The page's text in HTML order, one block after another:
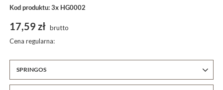
Kod produktu: 3x HG0002
SPRINGOS
17,59 zł brutto
Cena regularna: